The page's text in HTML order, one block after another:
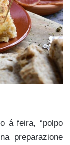
á feira, “polpo
preparazione